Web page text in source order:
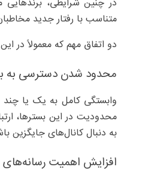
متناسب با رفتار جدید
دو اتفاق مهم که معمولاً در
محدود شدن دسترسی به
وابستگی کامل به یک یا
محدودیت در این بسترها،
به دنبال کانال‌های جایگزین
افزایش اهمیت رسانه‌های